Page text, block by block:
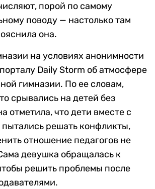
порой по самому
поводу — настолько там
она.
на условиях анонимности
порталу Daily Storm об атмосфере
гимназии. По ее словам,
срывались на детей без
отметила, что дети вместе с
решать конфликты,
отношение педагогов не
девушка обращалась к
решить проблемы после